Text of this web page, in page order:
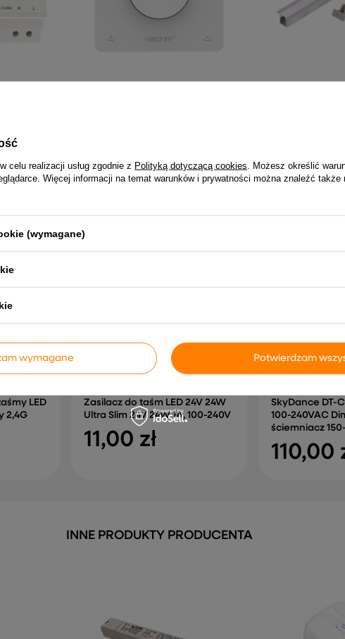
LED
2,4G
Zasilacz do taśm LED 24V 24W
Ultra Slim 24V 24W 1A, 100-240V
11,00 zł
SkyDance DT-C
100-240VAC
ściemniacz
110,00
INNE PRODUKTY PRODUCENTA
celu realizacji usług zgodnie z Polityką dotyczącą cookies . Możesz określić
Więcej informacji na temat warunków i prywatności można znaleźć także
(wymagane)
wymagane Potwierdzam